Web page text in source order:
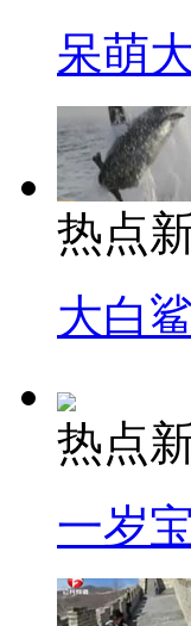
呆萌
热点
大白
热点
一岁